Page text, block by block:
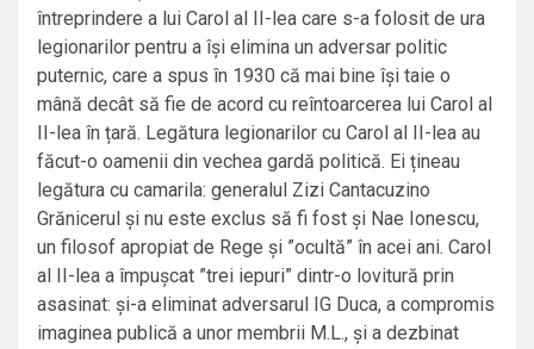
întreprindere a lui Carol al II-lea care s-a folosit de ura
legionarilor pentru a își elimina un adversar politic
puternic, care a spus în 1930 că mai bine își taie o
mână decât să fie de acord cu reîntoarcerea lui Carol al
II-lea în țară. Legătura legionarilor cu Carol al II-lea au
făcut-o oamenii din vechea gardă politică. Ei țineau
legătura cu camarila: generalul Zizi Cantacuzino
Grănicerul și nu este exclus să fi fost și Nae Ionescu,
un filosof apropiat de Rege și ”ocultă” în acei ani. Carol
al II-lea a împușcat ”trei iepuri” dintr-o lovitură prin
asasinat: și-a eliminat adversarul IG Duca, a compromis
imaginea publică a unor membrii M.L., și a dezbinat